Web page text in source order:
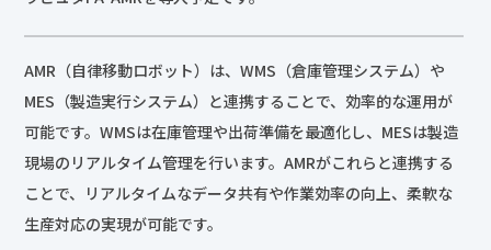
AMR（自律移動ロボット）は、WMS（倉庫管理システム）や
MES（製造実行システム）と連携することで、効率的な運用が
可能です。WMSは在庫管理や出荷準備を最適化し、MESは製造
現場のリアルタイム管理を行います。AMRがこれらと連携する
ことで、リアルタイムなデータ共有や作業効率の向上、柔軟な
生産対応の実現が可能です。